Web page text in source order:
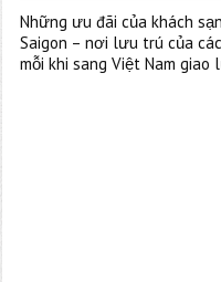
Những ưu đãi của khách
Saigon – nơi lưu trú của
mỗi khi sang Việt Nam giao